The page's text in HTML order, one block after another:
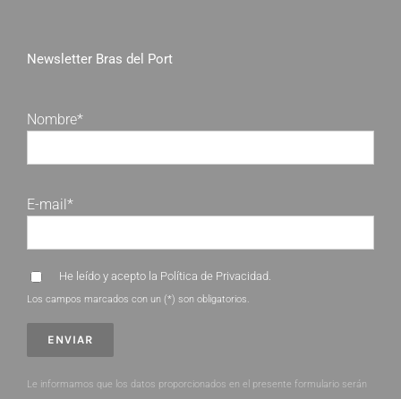
Newsletter Bras del Port
Nombre*
E-mail*
He leído y acepto la Política de Privacidad.
Los campos marcados con un (*) son obligatorios.
Le informamos que los datos proporcionados en el presente formulario serán